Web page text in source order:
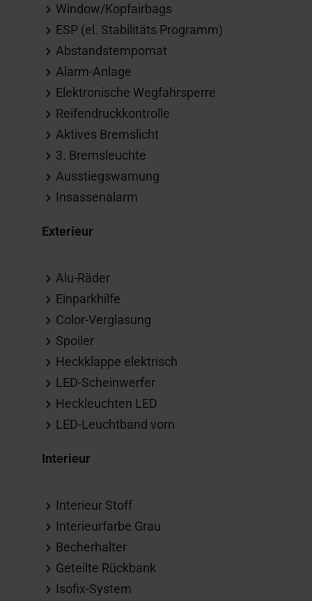
Window/Kopfairbags
ESP (el. Stabilitäts Programm)
Abstandstempomat
Alarm-Anlage
Elektronische Wegfahrsperre
Reifendruckkontrolle
Aktives Bremslicht
3. Bremsleuchte
Ausstiegswarnung
Insassenalarm
Exterieur
Alu-Räder
Einparkhilfe
Color-Verglasung
Spoiler
Heckklappe elektrisch
LED-Scheinwerfer
Heckleuchten LED
LED-Leuchtband vorn
Interieur
Interieur Stoff
Interieurfarbe Grau
Becherhalter
Geteilte Rückbank
Isofix-System